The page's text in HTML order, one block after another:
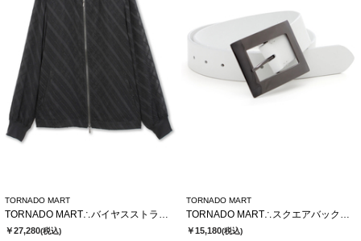
TORNADO MART
TORNADO MART∴バイヤスストライプシアーブルゾン
￥27,280(税込)
TORNADO MART
TORNADO MART∴スクエアバックルベルト
￥15,180(税込)